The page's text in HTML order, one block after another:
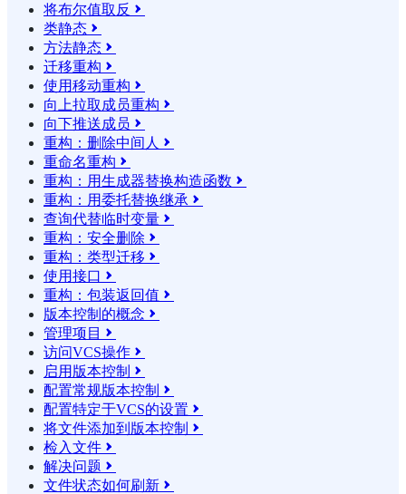
将布尔值取反 
类静态 
方法静态 
迁移重构 
使用移动重构 
向上拉取成员重构 
向下推送成员 
重构：删除中间人 
重命名重构 
重构：用生成器替换构造函数 
重构：用委托替换继承 
查询代替临时变量 
重构：安全删除 
重构：类型迁移 
使用接口 
重构：包装返回值 
版本控制的概念 
管理项目 
访问VCS操作 
启用版本控制 
配置常规版本控制 
配置特定于VCS的设置 
将文件添加到版本控制 
检入文件 
解决问题 
文件状态如何刷新 